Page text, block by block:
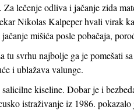
lečenje odliva i jačanje zida
Nikolas Kalpeper hvali virak
mišića posle pobačaja,
tu svrhu najbolje ga je pomešati
i ublažava valunge.
kiseline. Dobar je i
istraživanje iz 1986.